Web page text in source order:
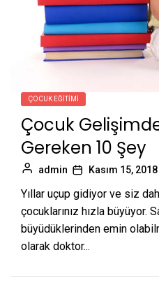
ÇOCUK EĞITIMI
Çocuk
Gereken 10 Şey
admin Kasım 15, 2018
Yıllar uçup gidiyor ve siz
çocuklarınız hızla büyüyor.
büyüdüklerinden emin
olarak doktor...